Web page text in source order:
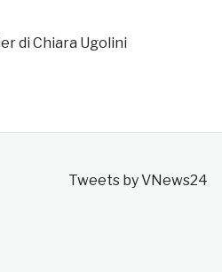
di Chiara Ugolini
Tweets by VNews24